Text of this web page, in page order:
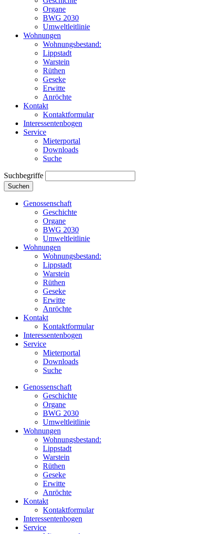
Organe
BWG 2030
Umweltleitlinie
Wohnungen
Wohnungsbestand:
Lippstadt
Warstein
Rüthen
Geseke
Erwitte
Anröchte
Kontakt
Kontaktformular
Interessentenbogen
Service
Mieterportal
Downloads
Suche
Suchbegriffe
Suchen
Genossenschaft
Geschichte
Organe
BWG 2030
Umweltleitlinie
Wohnungen
Wohnungsbestand:
Lippstadt
Warstein
Rüthen
Geseke
Erwitte
Anröchte
Kontakt
Kontaktformular
Interessentenbogen
Service
Mieterportal
Downloads
Suche
Genossenschaft
Geschichte
Organe
BWG 2030
Umweltleitlinie
Wohnungen
Wohnungsbestand:
Lippstadt
Warstein
Rüthen
Geseke
Erwitte
Anröchte
Kontakt
Kontaktformular
Interessentenbogen
Service